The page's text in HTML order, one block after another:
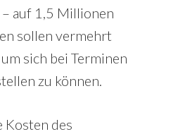
auf 1,5 Millionen
sollen vermehrt
sich bei Terminen
zu können.
Kosten des